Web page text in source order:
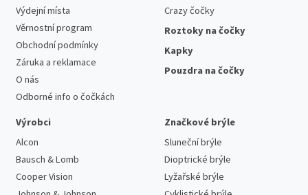
Výdejní místa
Věrnostní program
Obchodní podmínky
Záruka a reklamace
O nás
Odborné info o čočkách
Crazy čočky
Roztoky na čočky
Kapky
Pouzdra na čočky
Výrobci
Alcon
Bausch & Lomb
Cooper Vision
Značkové brýle
Sluneční brýle
Dioptrické brýle
Lyžařské brýle